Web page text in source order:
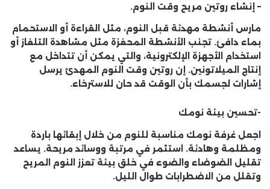
– إنشاء روتين مريح وقت النوم.
مارس أنشطة مهدئة قبل النوم، مثل القراءة أو الاستحمام
بماء دافئ. تجنب الأنشطة المحفزة مثل مشاهدة التلفاز أو
استخدام الأجهزة الإلكترونية، والتي يمكن أن تتداخل مع
إنتاج الميلاتونين. إن روتين وقت النوم المهدئ يرسل
إشارات لجسمك بأن الوقت قد حان للاسترخاء.
-تحسين بيئة نومك
اجعل غرفة نومك مناسبة للنوم من خلال إبقائها باردة
ومظلمة وهادئة. استثمر في مرتبة ووسائد مريحة. يساعد
تقليل الضوضاء والضوء في خلق بيئة تعزز النوم المريح
وتقلل من الاضطرابات طوال الليل.